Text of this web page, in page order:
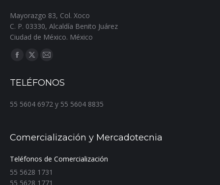
Mayorazgo 83, Col. Xoco
C. P. 03330, Alcaldía Benito Juárez
Ciudad de México. México
Encuéntranos en:
Facebook
opens
X
opens
Mail
opens
new
TELÉFONOS
55 5604 6972 y 55 5604 8835
Comercialización y Mercadotecnia
Teléfonos de Comercialización
55 5628 1731
55 5628 1771